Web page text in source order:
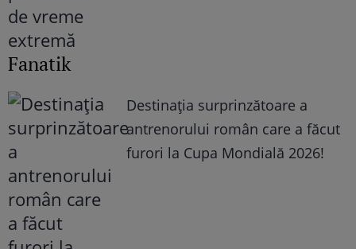
Fanatik
Destinația surprinzătoare a
antrenorului român care a făcut
furori la Cupa Mondială 2026!